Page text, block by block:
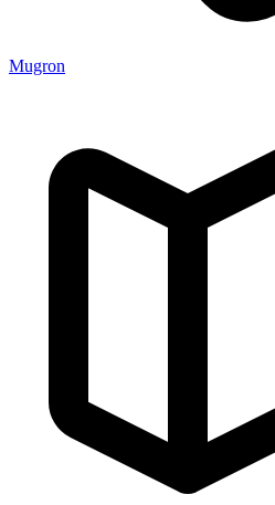
Mugron